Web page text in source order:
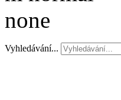
Vyhledávání...